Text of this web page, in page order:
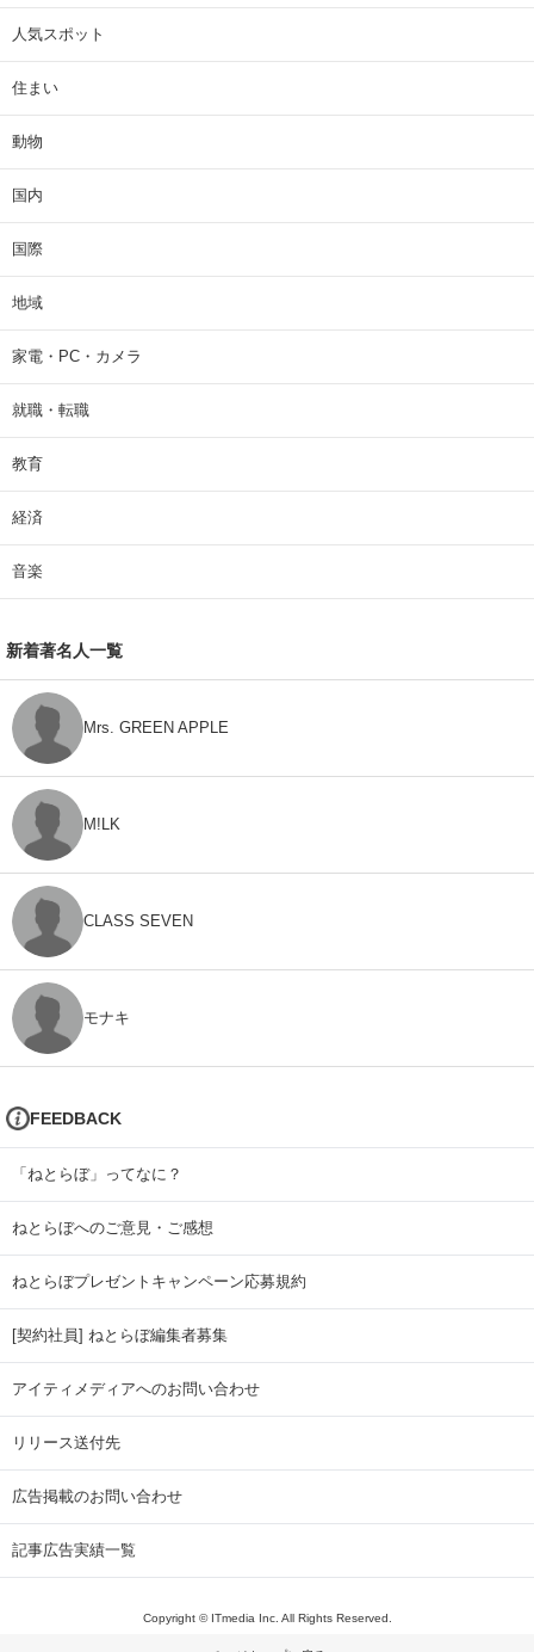
人気スポット
住まい
動物
国内
国際
地域
家電・PC・カメラ
就職・転職
教育
経済
音楽
新着著名人一覧
Mrs. GREEN APPLE
M!LK
CLASS SEVEN
モナキ
FEEDBACK
「ねとらぼ」ってなに？
ねとらぼへのご意見・ご感想
ねとらぼプレゼントキャンペーン応募規約
[契約社員] ねとらぼ編集者募集
アイティメディアへのお問い合わせ
リリース送付先
広告掲載のお問い合わせ
記事広告実績一覧
Copyright © ITmedia Inc. All Rights Reserved.